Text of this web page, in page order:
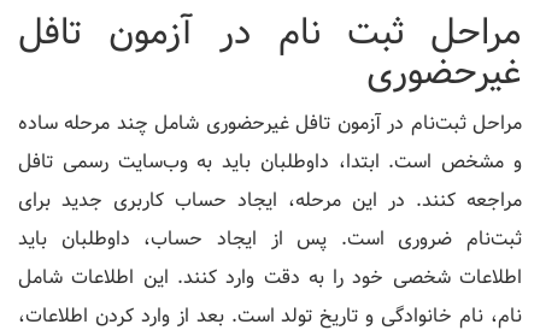
مراحل ثبت نام در آزمون تافل
غیرحضوری
مراحل ثبت‌نام در آزمون تافل غیرحضوری شامل چند مرحله ساده
و مشخص است. ابتدا، داوطلبان باید به وب‌سایت رسمی تافل
مراجعه کنند. در این مرحله، ایجاد حساب کاربری جدید برای
ثبت‌نام ضروری است. پس از ایجاد حساب، داوطلبان باید
اطلاعات شخصی خود را به دقت وارد کنند. این اطلاعات شامل
نام، نام خانوادگی و تاریخ تولد است. بعد از وارد کردن اطلاعات،